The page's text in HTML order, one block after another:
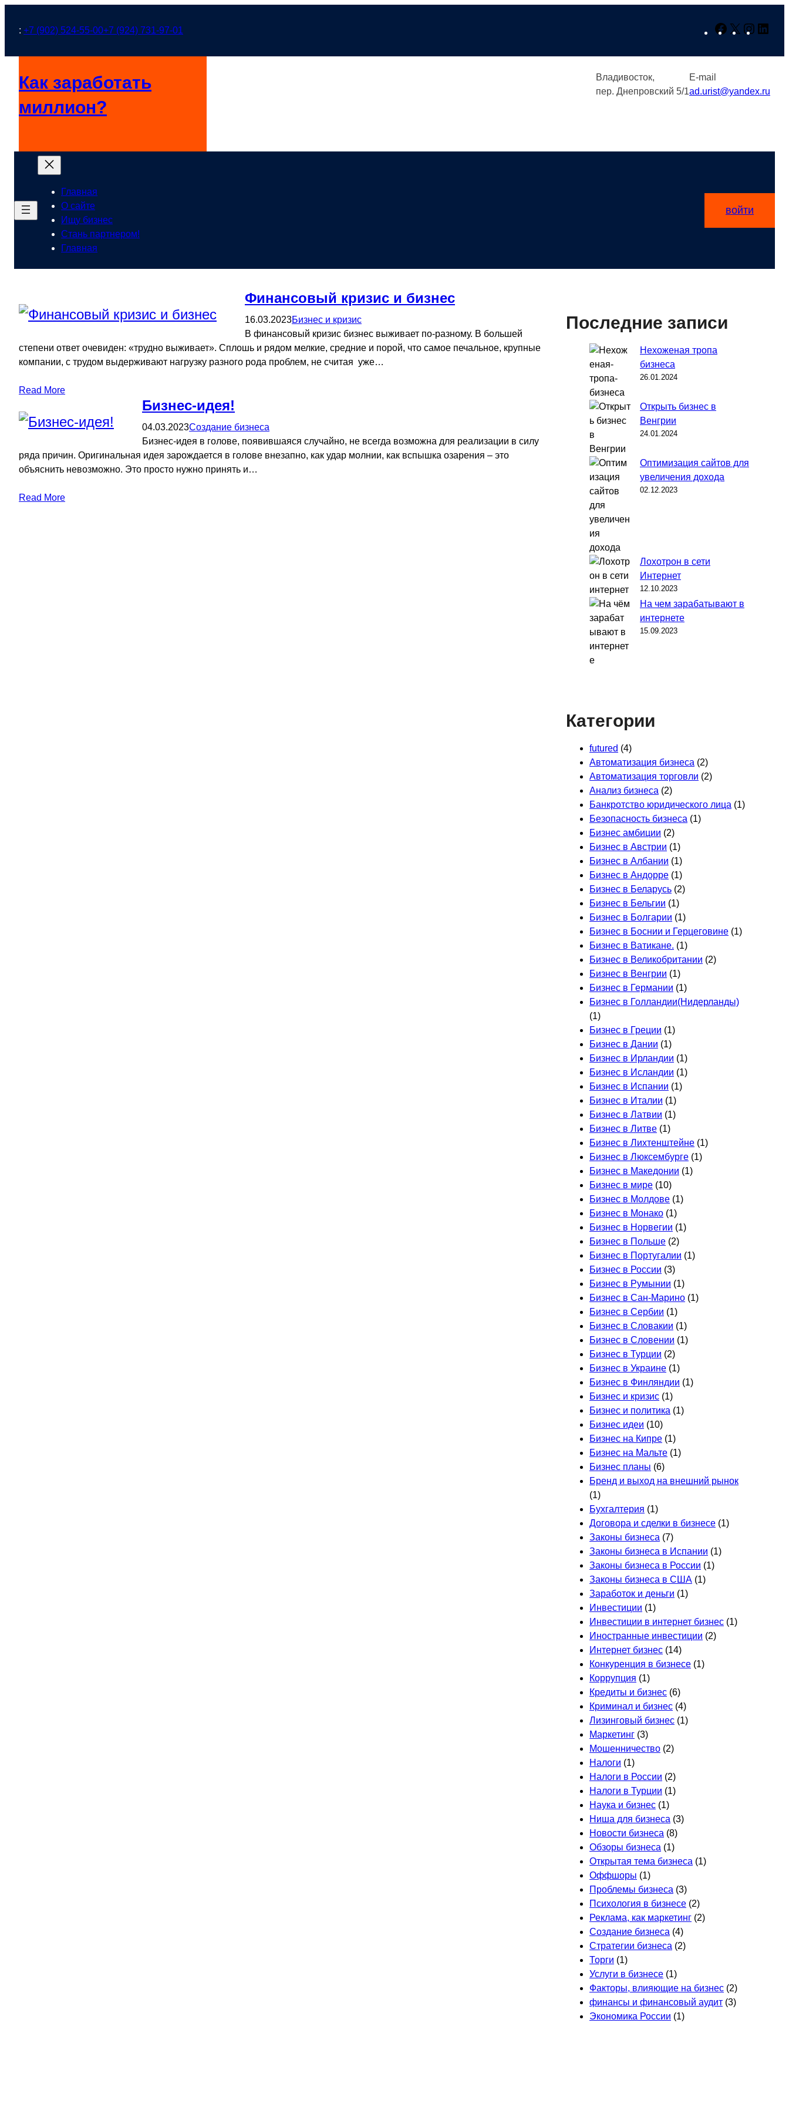
: +7 (902) 524-55-00+7 (924) 731-97-01 Facebook
X
Как заработать
миллион?
Владивосток,
пер. Днепровский 5/1
E-mail
ad.urist@yandex.ru
Главная
О сайте
Ищу бизнес
Стань партнером!
Главная
войти
Финансовый кризис и бизнес
16.03.2023Бизнес и кризис
В финансовый кризис бизнес выживает по-разному. В большей
степени ответ очевиден: «трудно выживает». Сплошь и рядом мелкие, средние и порой, что самое печальное, крупные
компании, с трудом выдерживают нагрузку разного рода проблем, не считая уже…
Read More
Бизнес-идея!
04.03.2023Создание бизнеса
Бизнес-идея в голове, появившаяся случайно, не всегда возможна для реализации в силу
ряда причин. Оригинальная идея зарождается в голове внезапно, как удар молнии, как вспышка озарения – это
объяснить невозможно. Это просто нужно принять и…
Read More
Последние записи
Нехоженая тропа
бизнеса
26.01.2024
Открыть бизнес в
Венгрии
24.01.2024
Оптимизация сайтов для
увеличения дохода
02.12.2023
Лохотрон в сети
Интернет
12.10.2023
На чем зарабатывают в
интернете
15.09.2023
Категории
futured (4)
Автоматизация бизнеса (2)
Автоматизация торговли (2)
Анализ бизнеса (2)
Банкротство юридического лица (1)
Безопасность бизнеса (1)
Бизнес амбиции (2)
Бизнес в Австрии (1)
Бизнес в Албании (1)
Бизнес в Андорре (1)
Бизнес в Беларусь (2)
Бизнес в Бельгии (1)
Бизнес в Болгарии (1)
Бизнес в Боснии и Герцеговине (1)
Бизнес в Ватикане. (1)
Бизнес в Великобритании (2)
Бизнес в Венгрии (1)
Бизнес в Германии (1)
Бизнес в Голландии(Нидерланды)
(1)
Бизнес в Греции (1)
Бизнес в Дании (1)
Бизнес в Ирландии (1)
Бизнес в Исландии (1)
Бизнес в Испании (1)
Бизнес в Италии (1)
Бизнес в Латвии (1)
Бизнес в Литве (1)
Бизнес в Лихтенштейне (1)
Бизнес в Люксембурге (1)
Бизнес в Македонии (1)
Бизнес в мире (10)
Бизнес в Молдове (1)
Бизнес в Монако (1)
Бизнес в Норвегии (1)
Бизнес в Польше (2)
Бизнес в Португалии (1)
Бизнес в России (3)
Бизнес в Румынии (1)
Бизнес в Сан-Марино (1)
Бизнес в Сербии (1)
Бизнес в Словакии (1)
Бизнес в Словении (1)
Бизнес в Турции (2)
Бизнес в Украине (1)
Бизнес в Финляндии (1)
Бизнес и кризис (1)
Бизнес и политика (1)
Бизнес идеи (10)
Бизнес на Кипре (1)
Бизнес на Мальте (1)
Бизнес планы (6)
Бренд и выход на внешний рынок
(1)
Бухгалтерия (1)
Договора и сделки в бизнесе (1)
Законы бизнеса (7)
Законы бизнеса в Испании (1)
Законы бизнеса в России (1)
Законы бизнеса в США (1)
Заработок и деньги (1)
Инвестиции (1)
Инвестиции в интернет бизнес (1)
Иностранные инвестиции (2)
Интернет бизнес (14)
Конкуренция в бизнесе (1)
Коррупция (1)
Кредиты и бизнес (6)
Криминал и бизнес (4)
Лизинговый бизнес (1)
Маркетинг (3)
Мошенничество (2)
Налоги (1)
Налоги в России (2)
Налоги в Турции (1)
Наука и бизнес (1)
Ниша для бизнеса (3)
Новости бизнеса (8)
Обзоры бизнеса (1)
Открытая тема бизнеса (1)
Оффшоры (1)
Проблемы бизнеса (3)
Психология в бизнесе (2)
Реклама, как маркетинг (2)
Создание бизнеса (4)
Стратегии бизнеса (2)
Торги (1)
Услуги в бизнесе (1)
Факторы, влияющие на бизнес (2)
финансы и финансовый аудит (3)
Экономика России (1)